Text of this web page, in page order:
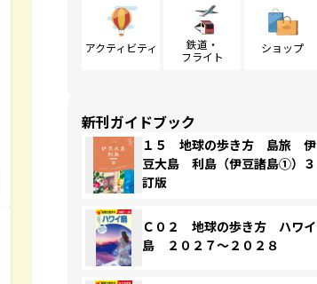
アクティビティ
鉄道・
フライト
ショップ
新刊ガイドブック
１５ 地球の歩き方 島旅 伊
豆大島 利島（伊豆諸島①）３
訂版
Ｃ０２ 地球の歩き方 ハワイ
島 ２０２７～２０２８